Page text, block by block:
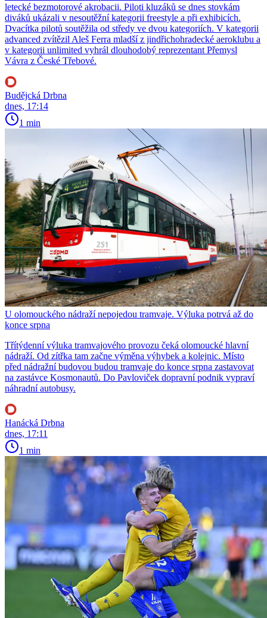
letecké bezmotorové akrobacii. Piloti kluzáků se dnes stovkám
diváků ukázali v nesoutěžní kategorii freestyle a při exhibicích.
Dvacítka pilotů soutěžila od středy ve dvou kategoriích. V kategorii
advanced zvítězil Aleš Ferra mladší z jindřichohradecké aeroklubu a
v kategorii unlimited vyhrál dlouhodobý reprezentant Přemysl
Vávra z České Třebové.
Budějcká Drbna
dnes, 17:14
1 min
U olomouckého nádraží nepojedou tramvaje. Výluka potrvá až do
konce srpna
Třítýdenní výluka tramvajového provozu čeká olomoucké hlavní
nádraží. Od zítřka tam začne výměna výhybek a kolejnic. Místo
před nádražní budovou budou tramvaje do konce srpna zastavovat
na zastávce Kosmonautů. Do Pavloviček dopravní podnik vypraví
náhradní autobusy.
Hanácká Drbna
dnes, 17:11
1 min